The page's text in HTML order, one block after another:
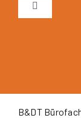
Toggle
B&DT